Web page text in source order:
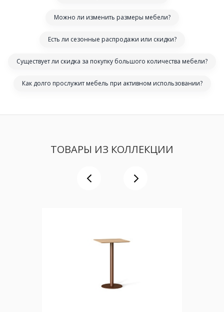
Можно ли изменить размеры мебели?
Есть ли сезонные распродажи или скидки?
Существует ли скидка за покупку большого количества мебели?
Как долго прослужит мебель при активном использовании?
ТОВАРЫ ИЗ КОЛЛЕКЦИИ